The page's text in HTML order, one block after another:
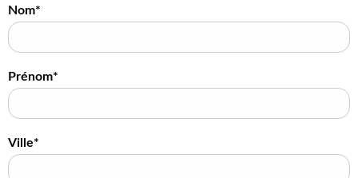
Nom*
Prénom*
Ville*